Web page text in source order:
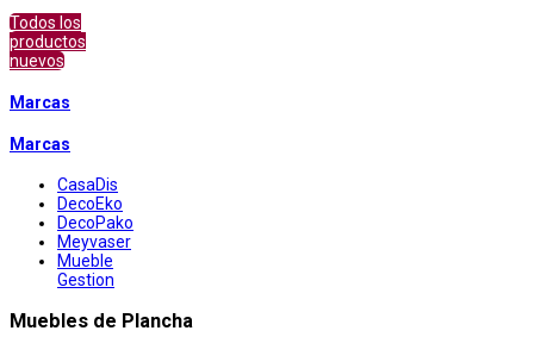
Todos los
productos
nuevos
Marcas
Marcas
CasaDis
DecoEko
DecoPako
Meyvaser
Mueble
Gestion
Muebles de Plancha